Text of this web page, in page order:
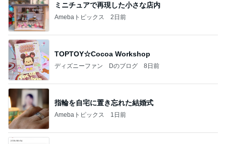
ミニチュアで再現した小さな店内
Amebaトピックス 2日前
TOPTOY☆Cocoa Workshop
ディズニーファン Dのブログ 8日前
指輪を自宅に置き忘れた結婚式
Amebaトピックス 1日前